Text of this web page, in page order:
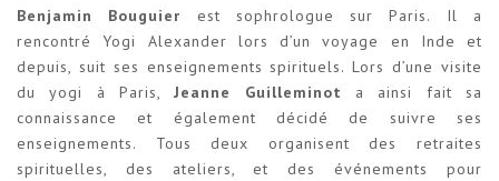
Benjamin Bouguier est sophrologue sur Paris. Il a
rencontré Yogi Alexander lors d’un voyage en Inde et
depuis, suit ses enseignements spirituels. Lors d’une visite
du yogi à Paris,Jeanne Guilleminot a ainsi fait sa
connaissance et également décidé de suivre ses
enseignements. Tous deux organisent des retraites
spirituelles, des ateliers, et des événements pour